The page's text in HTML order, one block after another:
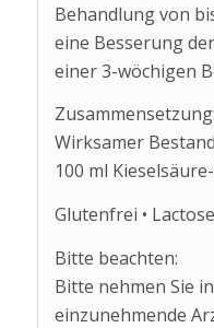
Behandlung von
eine Besserung
einer 3-wöchigen
Zusammensetzung:
Wirksamer
100 ml
Glutenfrei •
Bitte beachten:
Bitte nehmen Sie
einzunehmende